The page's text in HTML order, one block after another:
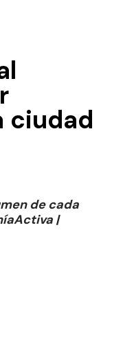
ciudad
de cada
|